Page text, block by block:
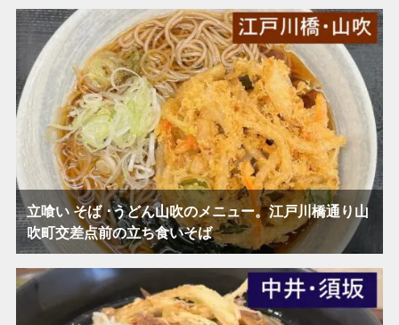
立喰い そば ･うどん山吹のメニュー。江戸川橋通り山
吹町交差点前の立ち食いそば